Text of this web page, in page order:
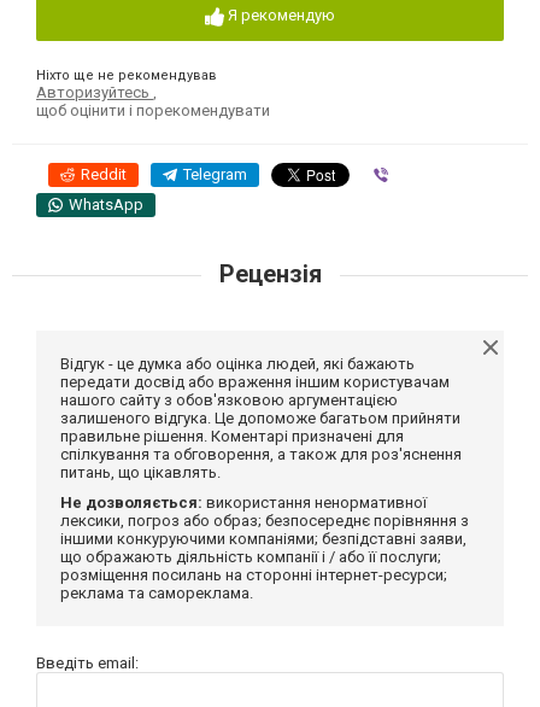
Я рекомендую
Ніхто ще не рекомендував
Авторизуйтесь ,
щоб оцінити і порекомендувати
Reddit Telegram
WhatsApp
Рецензія
Відгук - це думка або оцінка людей, які бажають
передати досвід або враження іншим користувачам
нашого сайту з обов'язковою аргументацією
залишеного відгука. Це допоможе багатьом прийняти
правильне рішення. Коментарі призначені для
спілкування та обговорення, а також для роз'яснення
питань, що цікавлять.
Не дозволяється: використання ненормативної
лексики, погроз або образ; безпосереднє порівняння з
іншими конкуруючими компаніями; безпідставні заяви,
що ображають діяльність компанії і / або її послуги;
розміщення посилань на сторонні інтернет-ресурси;
реклама та самореклама.
Введіть email: